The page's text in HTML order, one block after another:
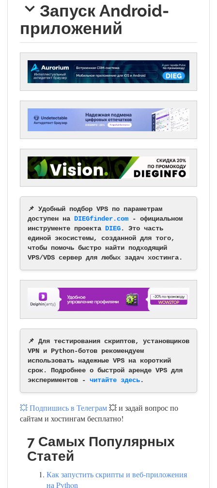
Запуск Android-
приложений
📌 Удобный подбор VPS по параметрам
доступен на DIEGfinder.com - официальном
инструменте проекта DIEG. Это часть
единой экосистемы, созданной для того,
чтобы помочь быстро найти подходящий
VPS/VDS сервер для любых задач хостинга.
📌 Для тестирования скриптов, установщиков
VPN и Python-ботов рекомендуем
использовать надежные VPS на короткий
срок. Подробнее о быстрой аренде VPS для
экспериментов - читайте здесь.
💥 Подпишись в Телеграм💥 и задай вопрос по
сайтам и хостингам бесплатно!
7 Самых Популярных
Статей
Как запустить скрипты и веб-приложения
на Python